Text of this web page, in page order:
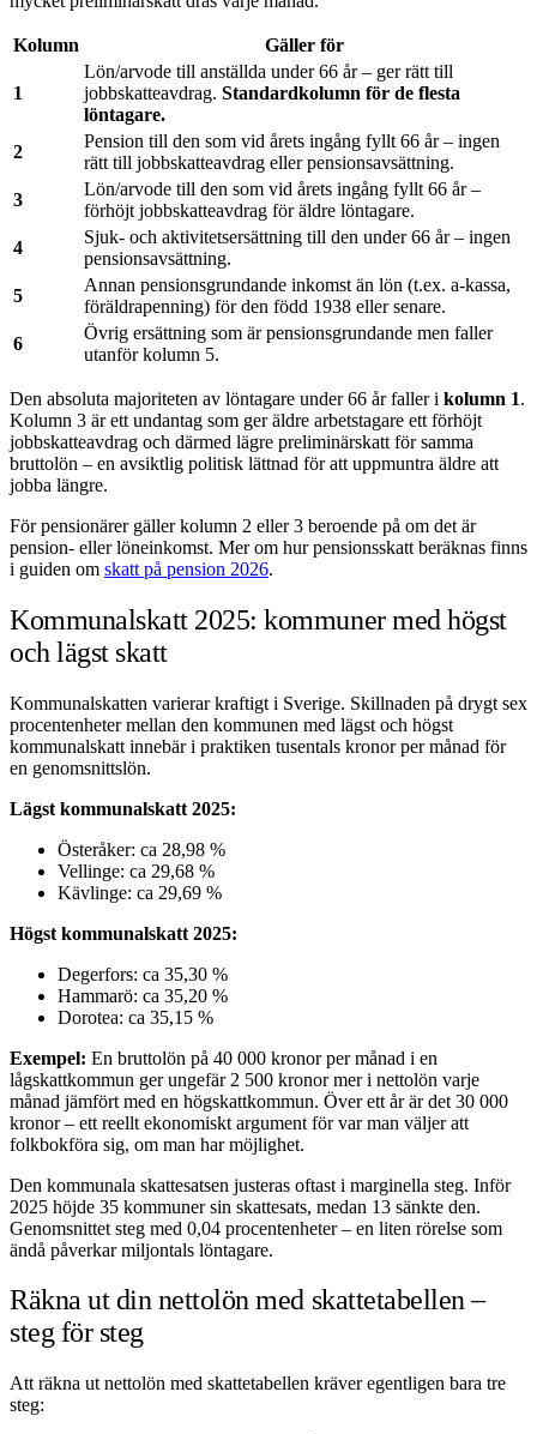
Kolumn Gäller för
1
Lön/arvode till anställda under 66 år – ger rätt till
jobbskatteavdrag. Standardkolumn för de flesta
löntagare.
2
Pension till den som vid årets ingång fyllt 66 år – ingen
rätt till jobbskatteavdrag eller pensionsavsättning.
3
Lön/arvode till den som vid årets ingång fyllt 66 år –
förhöjt jobbskatteavdrag för äldre löntagare.
4
Sjuk- och aktivitetsersättning till den under 66 år – ingen
pensionsavsättning.
5
Annan pensionsgrundande inkomst än lön (t.ex. a-kassa,
föräldrapenning) för den född 1938 eller senare.
6
Övrig ersättning som är pensionsgrundande men faller
utanför kolumn 5.
Den absoluta majoriteten av löntagare under 66 år faller i kolumn 1.
Kolumn 3 är ett undantag som ger äldre arbetstagare ett förhöjt
jobbskatteavdrag och därmed lägre preliminärskatt för samma
bruttolön – en avsiktlig politisk lättnad för att uppmuntra äldre att
jobba längre.
För pensionärer gäller kolumn 2 eller 3 beroende på om det är
pension- eller löneinkomst. Mer om hur pensionsskatt beräknas finns
i guiden om skatt på pension 2026.
Kommunalskatt 2025: kommuner med högst
och lägst skatt
Kommunalskatten varierar kraftigt i Sverige. Skillnaden på drygt sex
procentenheter mellan den kommunen med lägst och högst
kommunalskatt innebär i praktiken tusentals kronor per månad för
en genomsnittslön.
Lägst kommunalskatt 2025:
Österåker: ca 28,98 %
Vellinge: ca 29,68 %
Kävlinge: ca 29,69 %
Högst kommunalskatt 2025:
Degerfors: ca 35,30 %
Hammarö: ca 35,20 %
Dorotea: ca 35,15 %
Exempel: En bruttolön på 40 000 kronor per månad i en
lågskattkommun ger ungefär 2 500 kronor mer i nettolön varje
månad jämfört med en högskattkommun. Över ett år är det 30 000
kronor – ett reellt ekonomiskt argument för var man väljer att
folkbokföra sig, om man har möjlighet.
Den kommunala skattesatsen justeras oftast i marginella steg. Inför
2025 höjde 35 kommuner sin skattesats, medan 13 sänkte den.
Genomsnittet steg med 0,04 procentenheter – en liten rörelse som
ändå påverkar miljontals löntagare.
Räkna ut din nettolön med skattetabellen –
steg för steg
Att räkna ut nettolön med skattetabellen kräver egentligen bara tre
steg: